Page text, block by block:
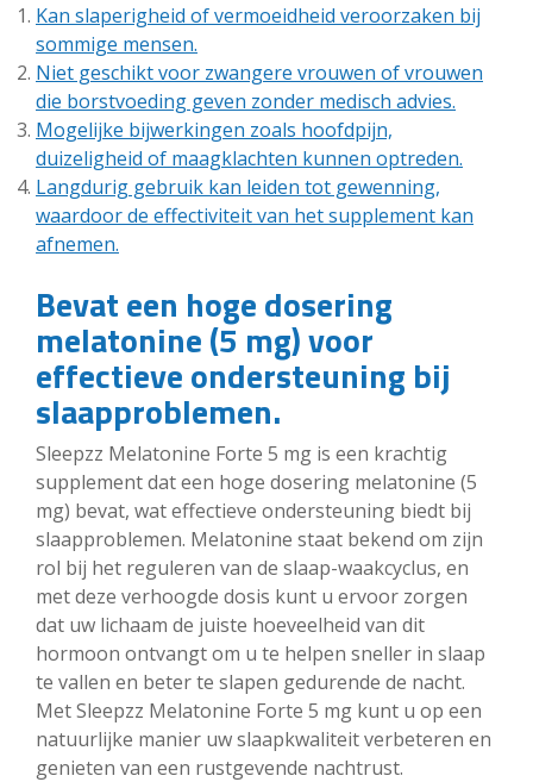
Kan slaperigheid of vermoeidheid veroorzaken bij
sommige mensen.
Niet geschikt voor zwangere vrouwen of vrouwen
die borstvoeding geven zonder medisch advies.
Mogelijke bijwerkingen zoals hoofdpijn,
duizeligheid of maagklachten kunnen optreden.
Langdurig gebruik kan leiden tot gewenning,
waardoor de effectiviteit van het supplement kan
afnemen.
Bevat een hoge dosering
melatonine (5 mg) voor
effectieve ondersteuning bij
slaapproblemen.
Sleepzz Melatonine Forte 5 mg is een krachtig
supplement dat een hoge dosering melatonine (5
mg) bevat, wat effectieve ondersteuning biedt bij
slaapproblemen. Melatonine staat bekend om zijn
rol bij het reguleren van de slaap-waakcyclus, en
met deze verhoogde dosis kunt u ervoor zorgen
dat uw lichaam de juiste hoeveelheid van dit
hormoon ontvangt om u te helpen sneller in slaap
te vallen en beter te slapen gedurende de nacht.
Met Sleepzz Melatonine Forte 5 mg kunt u op een
natuurlijke manier uw slaapkwaliteit verbeteren en
genieten van een rustgevende nachtrust.